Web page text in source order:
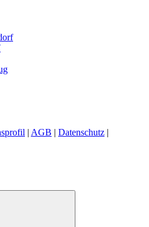
| AGB | Datenschutz |